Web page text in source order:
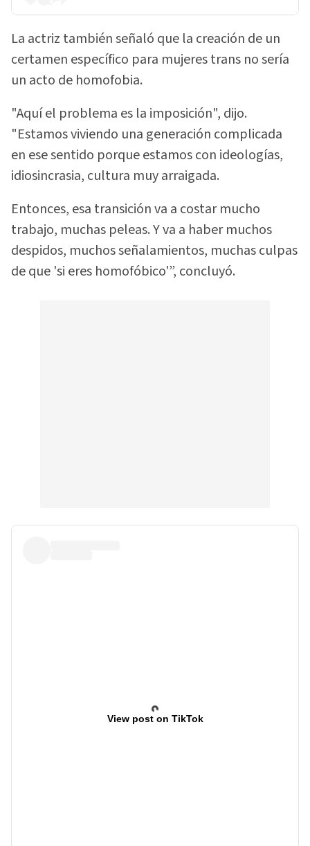
La actriz también señaló que la creación de un
certamen específico para mujeres trans no sería
un acto de homofobia.
"Aquí el problema es la imposición", dijo.
"Estamos viviendo una generación complicada
en ese sentido porque estamos con ideologías,
idiosincrasia, cultura muy arraigada.
Entonces, esa transición va a costar mucho
trabajo, muchas peleas. Y va a haber muchos
despidos, muchos señalamientos, muchas culpas
de que 'si eres homofóbico'”, concluyó.
View post on TikTok